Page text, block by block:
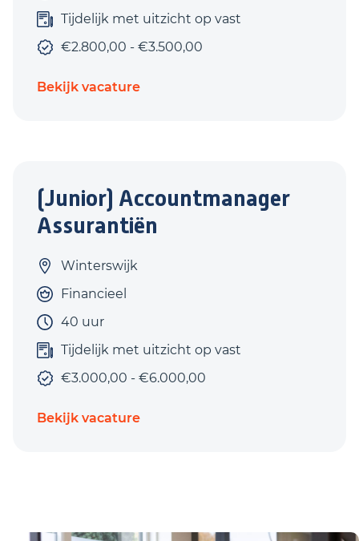
Tijdelijk met uitzicht op vast
€2.800,00 - €3.500,00
Bekijk vacature
(Junior) Accountmanager
Assurantiën
Winterswijk
Financieel
40 uur
Tijdelijk met uitzicht op vast
€3.000,00 - €6.000,00
Bekijk vacature